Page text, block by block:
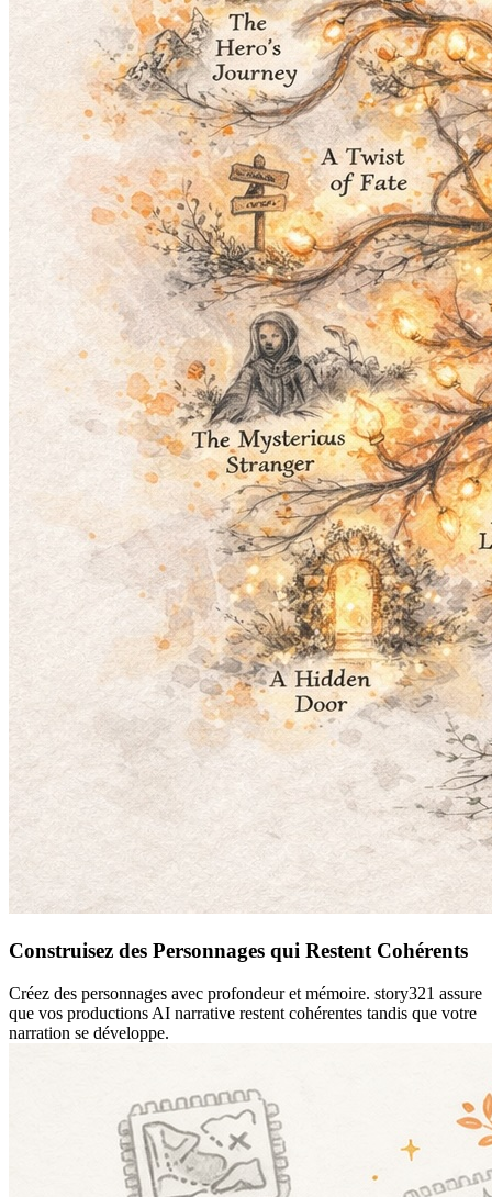
Construisez des Personnages qui Restent Cohérents
Créez des personnages avec profondeur et mémoire. story321 assure
que vos productions AI narrative restent cohérentes tandis que votre
narration se développe.